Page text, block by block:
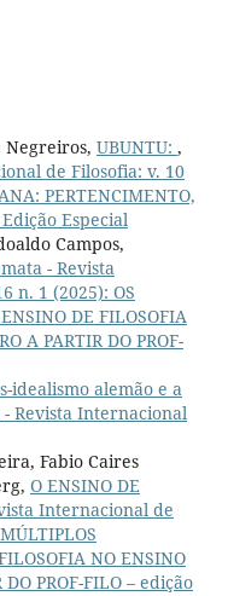
Negreiros, UBUNTU: ,
de Filosofia: v. 10
PERTENCIMENTO,
Edição Especial
Campos,
- Revista
n. 1 (2025): OS
DE FILOSOFIA
A PARTIR DO PROF-
idealismo alemão e a
Revista Internacional
Fabio Caires
O ENSINO DE
Internacional de
NO ENSINO
PROF-FILO – edição